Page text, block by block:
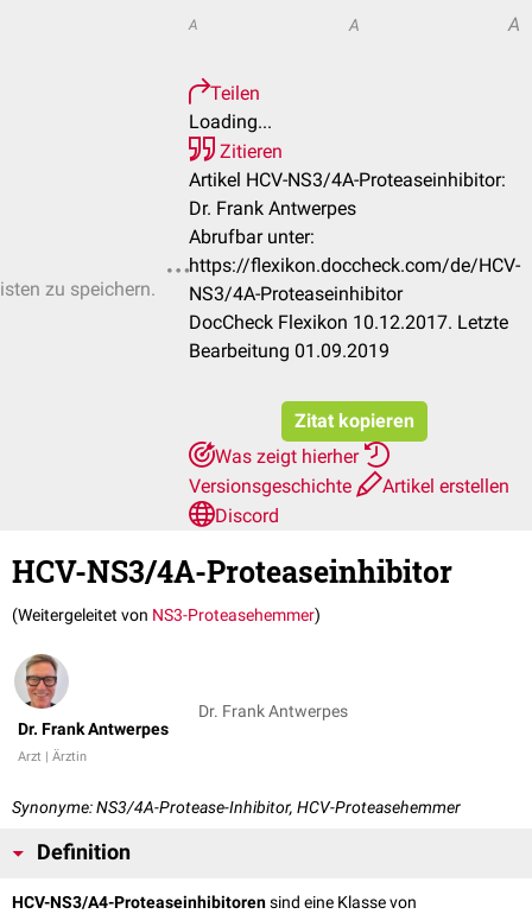
zu speichern.
A A A
Teilen
Loading...
Zitieren
Artikel HCV-NS3/4A-Proteaseinhibitor:
Dr. Frank Antwerpes
Abrufbar unter:
https://flexikon.doccheck.com/de/HCV-
NS3/4A-Proteaseinhibitor
DocCheck Flexikon 10.12.2017. Letzte
Bearbeitung 01.09.2019
Zitat kopieren
Was zeigt hierher
Versionsgeschichte
Artikel erstellen
Discord
HCV-NS3/4A-Proteaseinhibitor
(Weitergeleitet von NS3-Proteasehemmer)
Dr. Frank Antwerpes
Arzt | Ärztin
Dr. Frank Antwerpes
Synonyme: NS3/4A-Protease-Inhibitor, HCV-Proteasehemmer
Definition
HCV-NS3/A4-Proteaseinhibitorensind eine Klasse von